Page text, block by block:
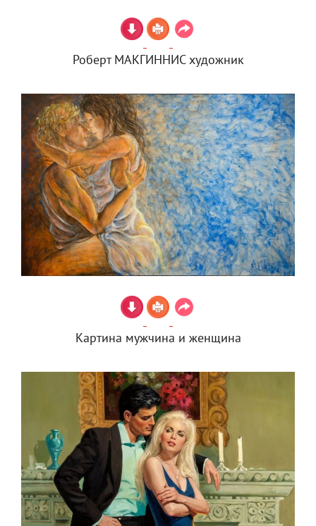
Роберт МАКГИННИС художник
Картина мужчина и женщина